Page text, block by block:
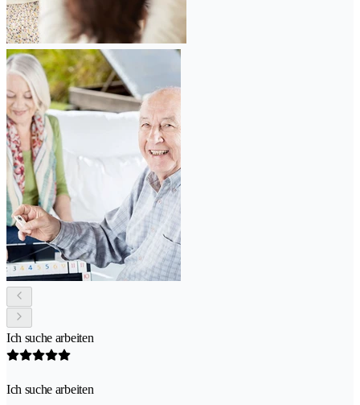
Ich suche arbeiten
Ich suche arbeiten